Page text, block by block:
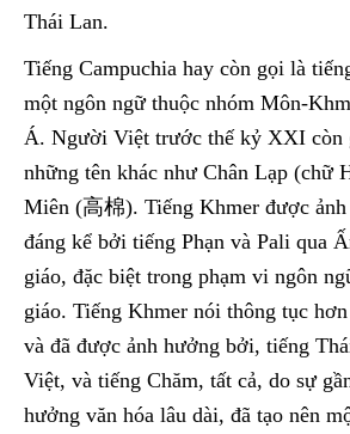
Thái Lan.
Tiếng Campuchia hay còn gọi là
một ngôn ngữ thuộc nhóm Môn-
Á. Người Việt trước thế kỷ XXI còn
những tên khác như Chân Lạp (chữ
Miên (高棉). Tiếng Khmer được
đáng kể bởi tiếng Phạn và Pali qua
giáo, đặc biệt trong phạm vi ngôn
giáo. Tiếng Khmer nói thông tục
và đã được ảnh hưởng bởi, tiếng
Việt, và tiếng Chăm, tất cả, do sự
hưởng văn hóa lâu dài, đã tạo nên